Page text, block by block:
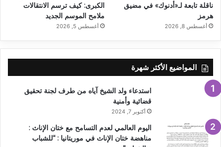
ناقلة تابعة لـ«أدنوك» في مضيق
هرمز
أغسطس 8, 2026
الكبرى: كيف ترسم الانتقالات
ملامح الموسم الجديد
أغسطس 5, 2026
المواضيع الأكثر شهرة
استدعاء ولد الشيخ آياه من طرف لجنة تحقيق
قضائية وأمنية
أكتوبر 7, 2024
اليوم العالمي لعدم التسامح مع ختان الإناث :
مناهضة ختان الإناث في موريتانيا : “للشباب